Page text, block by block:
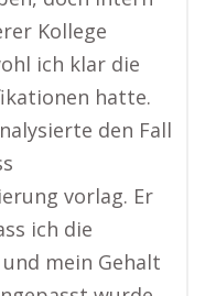
Kollege
ich klar die
hatte.
den Fall
vorlag. Er
ich die
mein Gehalt